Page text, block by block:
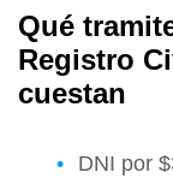
Qué
Registro
cuestan
DNI por